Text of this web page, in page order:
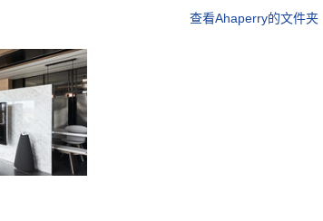
查看Ahaperry的文件夹